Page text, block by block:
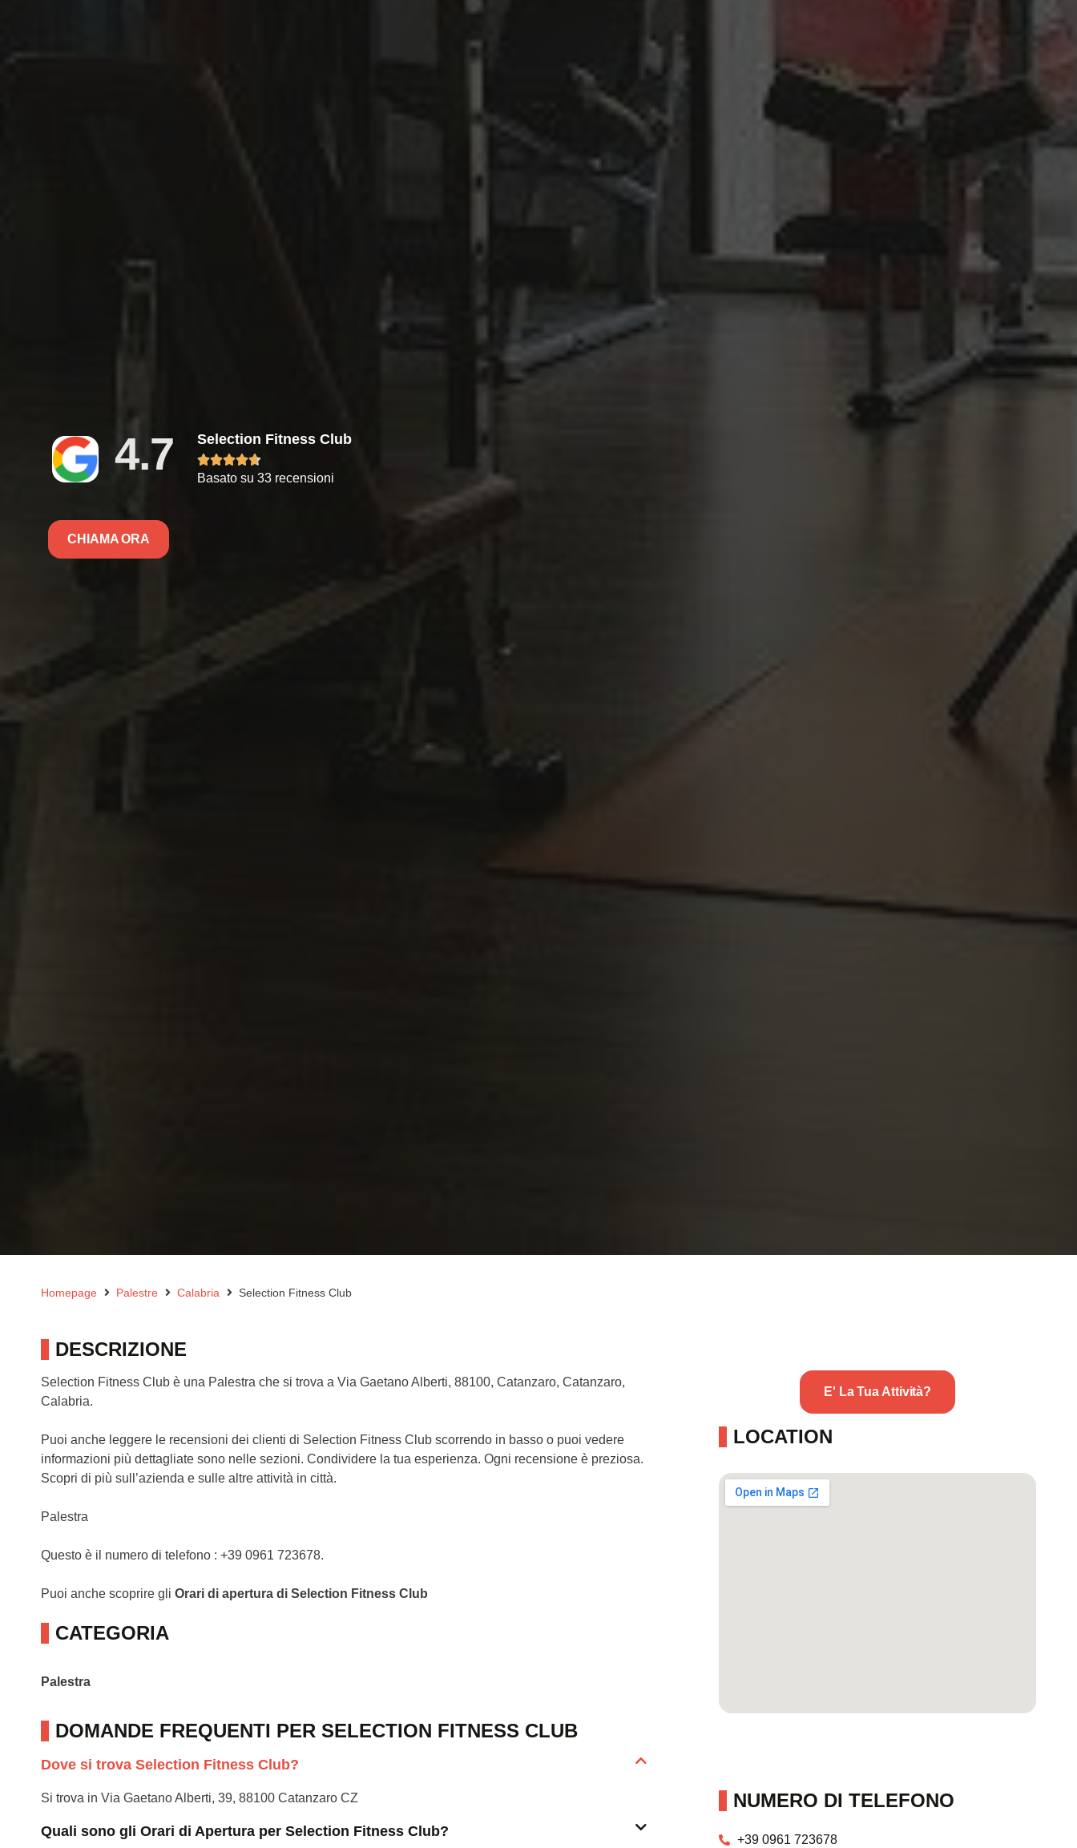
4.7 Selection Fitness Club

Basato su 33 recensioni
CHIAMA ORA
Homepage Palestre Calabria Selection Fitness Club
DESCRIZIONE
Selection Fitness Club è una Palestra che si trova a Via Gaetano Alberti, 88100, Catanzaro, Catanzaro,
Calabria.
Puoi anche leggere le recensioni dei clienti di Selection Fitness Club scorrendo in basso o puoi vedere
informazioni più dettagliate sono nelle sezioni. Condividere la tua esperienza. Ogni recensione è preziosa.
Scopri di più sull’azienda e sulle altre attività in città.
Palestra
Questo è il numero di telefono : +39 0961 723678.
Puoi anche scoprire gli Orari di apertura di Selection Fitness Club
CATEGORIA
Palestra
DOMANDE FREQUENTI PER SELECTION FITNESS CLUB
Dove si trova Selection Fitness Club?
Si trova in Via Gaetano Alberti, 39, 88100 Catanzaro CZ
Quali sono gli Orari di Apertura per Selection Fitness Club?
E' La Tua Attività?
LOCATION
NUMERO DI TELEFONO
+39 0961 723678